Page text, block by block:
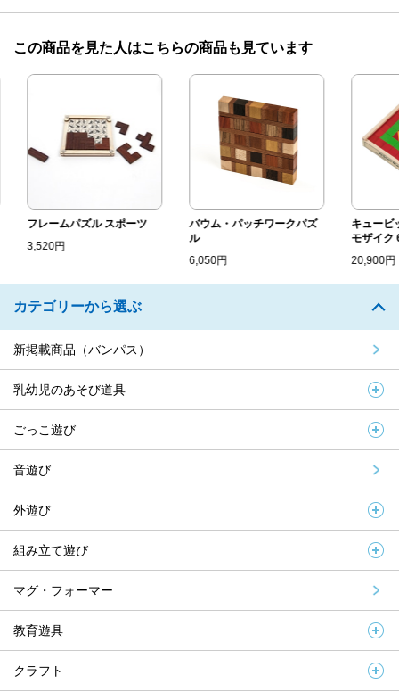
この商品を見た人はこちらの商品も見ています
フレームパズル スポーツ
3,520円
バウム・パッチワークパズ
6,050円
キュービッ
モザイク 6...
20,900円
カテゴリーから選ぶ
新掲載商品（バンパス）
乳幼児のあそび道具
ごっこ遊び
音遊び
外遊び
組み立て遊び
マグ・フォーマー
教育遊具
クラフト